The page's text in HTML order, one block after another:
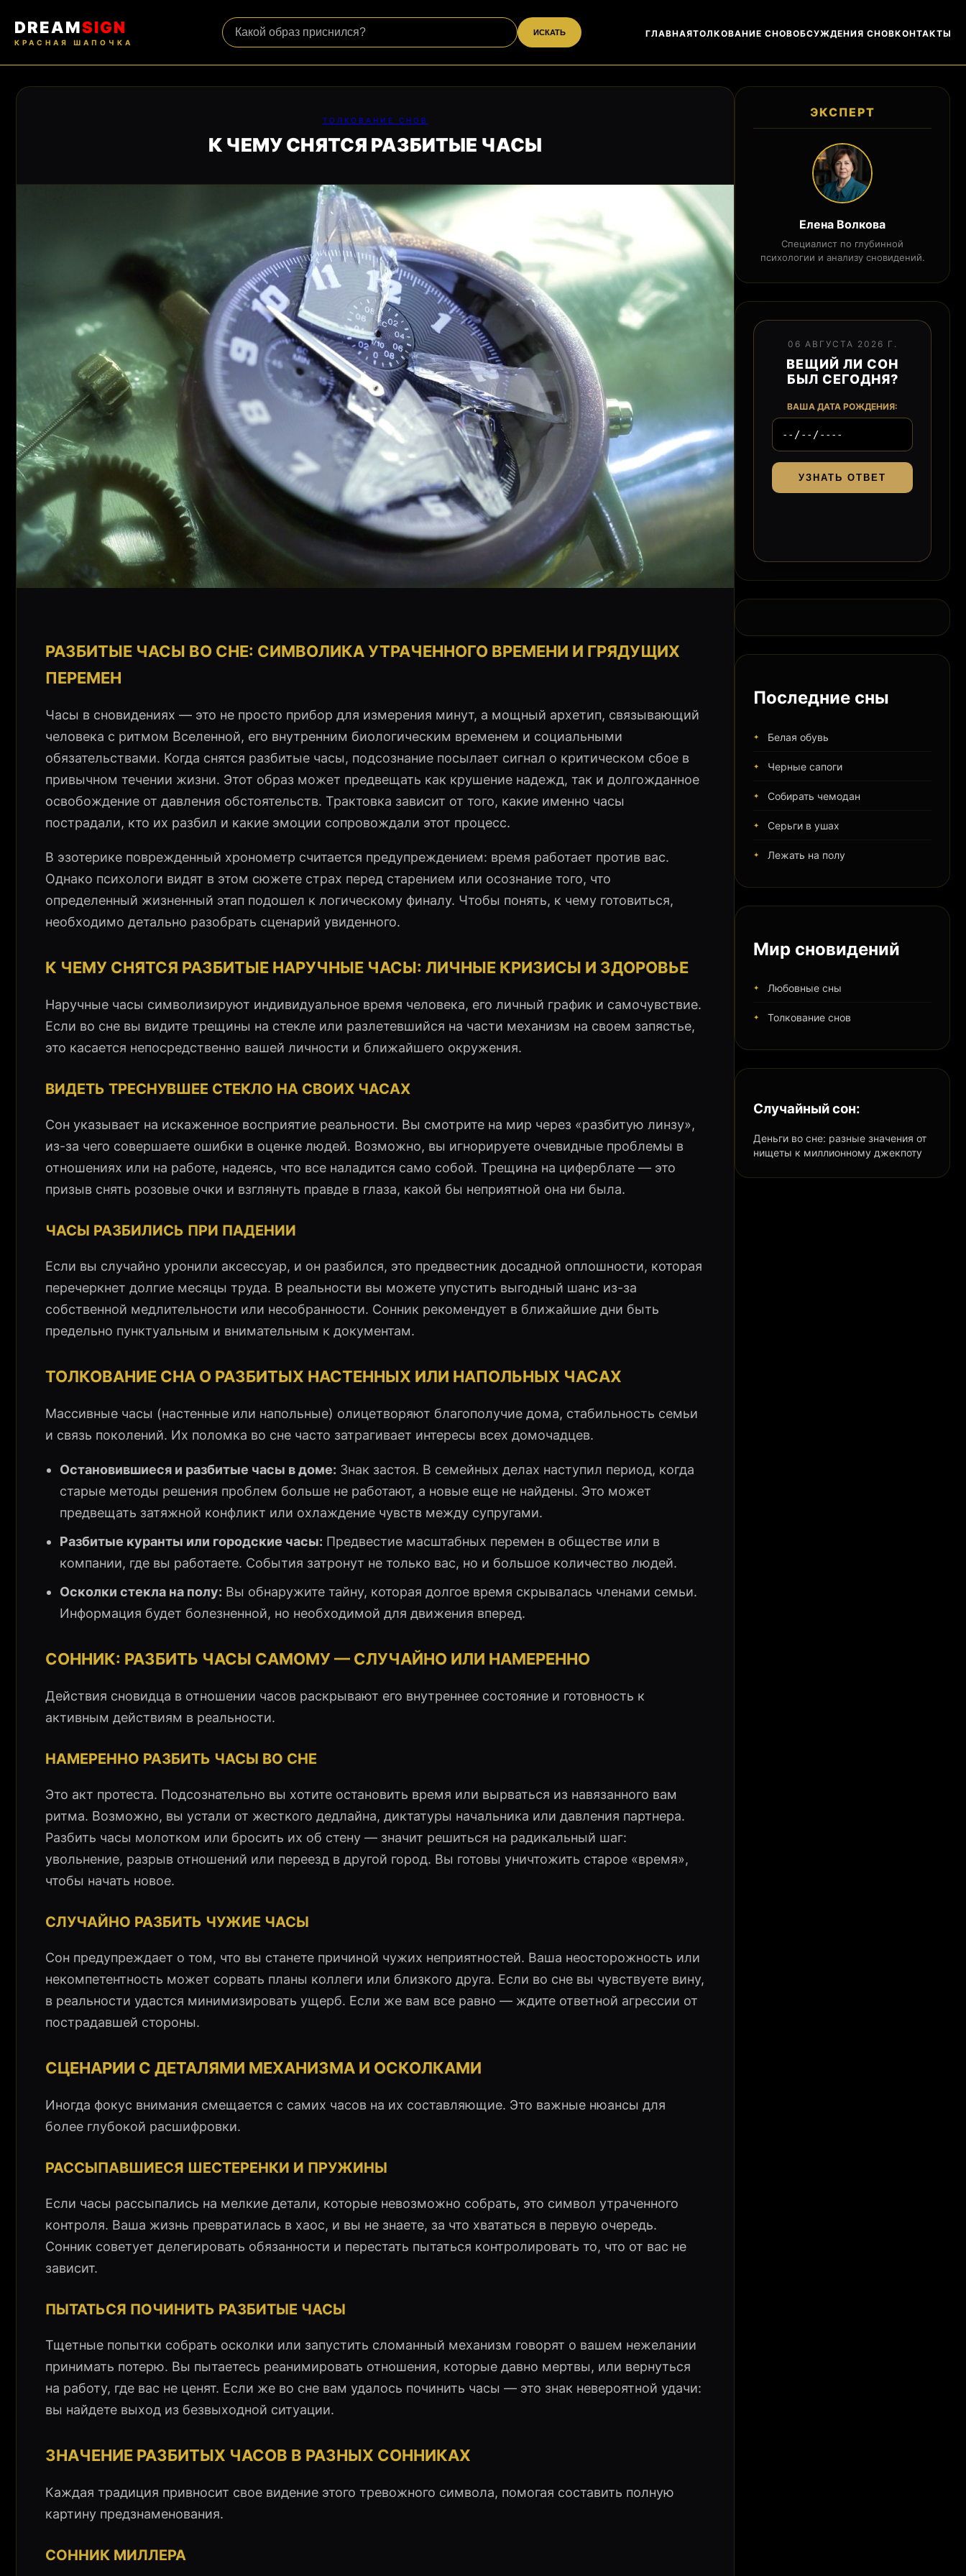
DREAMSIGN
КРАСНАЯ ШАПОЧКА
ИСКАТЬ ГЛАВНАЯТОЛКОВАНИЕ СНОВОБСУЖДЕНИЯ СНОВКОНТАКТЫ
ТОЛКОВАНИЕ СНОВ
К ЧЕМУ СНЯТСЯ РАЗБИТЫЕ ЧАСЫ
РАЗБИТЫЕ ЧАСЫ ВО СНЕ: СИМВОЛИКА УТРАЧЕННОГО ВРЕМЕНИ И ГРЯДУЩИХ
ПЕРЕМЕН
Часы в сновидениях — это не просто прибор для измерения минут, а мощный архетип, связывающий
человека с ритмом Вселенной, его внутренним биологическим временем и социальными
обязательствами. Когда снятся разбитые часы, подсознание посылает сигнал о критическом сбое в
привычном течении жизни. Этот образ может предвещать как крушение надежд, так и долгожданное
освобождение от давления обстоятельств. Трактовка зависит от того, какие именно часы
пострадали, кто их разбил и какие эмоции сопровождали этот процесс.
В эзотерике поврежденный хронометр считается предупреждением: время работает против вас.
Однако психологи видят в этом сюжете страх перед старением или осознание того, что
определенный жизненный этап подошел к логическому финалу. Чтобы понять, к чему готовиться,
необходимо детально разобрать сценарий увиденного.
К ЧЕМУ СНЯТСЯ РАЗБИТЫЕ НАРУЧНЫЕ ЧАСЫ: ЛИЧНЫЕ КРИЗИСЫ И ЗДОРОВЬЕ
Наручные часы символизируют индивидуальное время человека, его личный график и самочувствие.
Если во сне вы видите трещины на стекле или разлетевшийся на части механизм на своем запястье,
это касается непосредственно вашей личности и ближайшего окружения.
ВИДЕТЬ ТРЕСНУВШЕЕ СТЕКЛО НА СВОИХ ЧАСАХ
Сон указывает на искаженное восприятие реальности. Вы смотрите на мир через «разбитую линзу»,
из-за чего совершаете ошибки в оценке людей. Возможно, вы игнорируете очевидные проблемы в
отношениях или на работе, надеясь, что все наладится само собой. Трещина на циферблате — это
призыв снять розовые очки и взглянуть правде в глаза, какой бы неприятной она ни была.
ЧАСЫ РАЗБИЛИСЬ ПРИ ПАДЕНИИ
Если вы случайно уронили аксессуар, и он разбился, это предвестник досадной оплошности, которая
перечеркнет долгие месяцы труда. В реальности вы можете упустить выгодный шанс из-за
собственной медлительности или несобранности. Сонник рекомендует в ближайшие дни быть
предельно пунктуальным и внимательным к документам.
ТОЛКОВАНИЕ СНА О РАЗБИТЫХ НАСТЕННЫХ ИЛИ НАПОЛЬНЫХ ЧАСАХ
Массивные часы (настенные или напольные) олицетворяют благополучие дома, стабильность семьи
и связь поколений. Их поломка во сне часто затрагивает интересы всех домочадцев.
Остановившиеся и разбитые часы в доме: Знак застоя. В семейных делах наступил период, когда
старые методы решения проблем больше не работают, а новые еще не найдены. Это может
предвещать затяжной конфликт или охлаждение чувств между супругами.
Разбитые куранты или городские часы: Предвестие масштабных перемен в обществе или в
компании, где вы работаете. События затронут не только вас, но и большое количество людей.
Осколки стекла на полу: Вы обнаружите тайну, которая долгое время скрывалась членами семьи.
Информация будет болезненной, но необходимой для движения вперед.
СОННИК: РАЗБИТЬ ЧАСЫ САМОМУ — СЛУЧАЙНО ИЛИ НАМЕРЕННО
Действия сновидца в отношении часов раскрывают его внутреннее состояние и готовность к
активным действиям в реальности.
НАМЕРЕННО РАЗБИТЬ ЧАСЫ ВО СНЕ
Это акт протеста. Подсознательно вы хотите остановить время или вырваться из навязанного вам
ритма. Возможно, вы устали от жесткого дедлайна, диктатуры начальника или давления партнера.
Разбить часы молотком или бросить их об стену — значит решиться на радикальный шаг:
увольнение, разрыв отношений или переезд в другой город. Вы готовы уничтожить старое «время»,
чтобы начать новое.
СЛУЧАЙНО РАЗБИТЬ ЧУЖИЕ ЧАСЫ
Сон предупреждает о том, что вы станете причиной чужих неприятностей. Ваша неосторожность или
некомпетентность может сорвать планы коллеги или близкого друга. Если во сне вы чувствуете вину,
в реальности удастся минимизировать ущерб. Если же вам все равно — ждите ответной агрессии от
пострадавшей стороны.
СЦЕНАРИИ С ДЕТАЛЯМИ МЕХАНИЗМА И ОСКОЛКАМИ
Иногда фокус внимания смещается с самих часов на их составляющие. Это важные нюансы для
более глубокой расшифровки.
РАССЫПАВШИЕСЯ ШЕСТЕРЕНКИ И ПРУЖИНЫ
Если часы рассыпались на мелкие детали, которые невозможно собрать, это символ утраченного
контроля. Ваша жизнь превратилась в хаос, и вы не знаете, за что хвататься в первую очередь.
Сонник советует делегировать обязанности и перестать пытаться контролировать то, что от вас не
зависит.
ПЫТАТЬСЯ ПОЧИНИТЬ РАЗБИТЫЕ ЧАСЫ
Тщетные попытки собрать осколки или запустить сломанный механизм говорят о вашем нежелании
принимать потерю. Вы пытаетесь реанимировать отношения, которые давно мертвы, или вернуться
на работу, где вас не ценят. Если же во сне вам удалось починить часы — это знак невероятной удачи:
вы найдете выход из безвыходной ситуации.
ЗНАЧЕНИЕ РАЗБИТЫХ ЧАСОВ В РАЗНЫХ СОННИКАХ
Каждая традиция привносит свое видение этого тревожного символа, помогая составить полную
картину предзнаменования.
СОННИК МИЛЛЕРА
ЭКСПЕРТ
Елена Волкова
Специалист по глубинной
психологии и анализу сновидений.
06 АВГУСТА 2026 Г.
ВЕЩИЙ ЛИ СОН
БЫЛ СЕГОДНЯ?
ВАША ДАТА РОЖДЕНИЯ:
УЗНАТЬ ОТВЕТ
Последние сны
Белая обувь
Черные сапоги
Собирать чемодан
Серьги в ушах
Лежать на полу
Мир сновидений
Любовные сны
Толкование снов
Случайный сон:
Деньги во сне: разные значения от
нищеты к миллионному джекпоту